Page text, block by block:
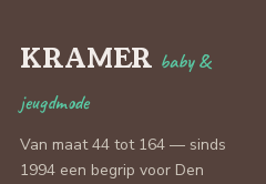
KRAMER baby &
jeugdmode
Van maat 44 tot 164 — sinds
1994 een begrip voor Den